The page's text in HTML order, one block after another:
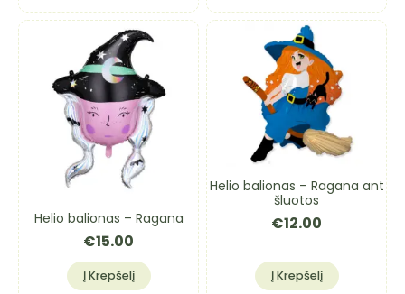
Helio balionas – Ragana
€15.00
Į Krepšelį
Helio balionas – Ragana ant
šluotos
€12.00
Į Krepšelį